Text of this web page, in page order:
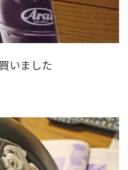
いました